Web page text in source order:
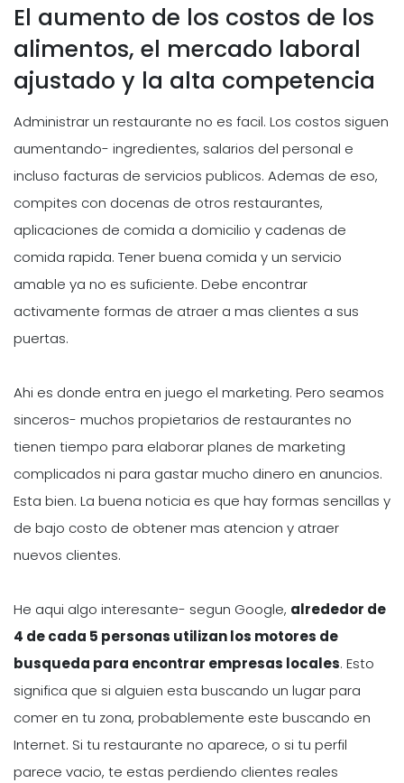
El aumento de los costos de los
alimentos, el mercado laboral
ajustado y la alta competencia
Administrar un restaurante no es facil. Los costos siguen
aumentando- ingredientes, salarios del personal e
incluso facturas de servicios publicos. Ademas de eso,
compites con docenas de otros restaurantes,
aplicaciones de comida a domicilio y cadenas de
comida rapida. Tener buena comida y un servicio
amable ya no es suficiente. Debe encontrar
activamente formas de atraer a mas clientes a sus
puertas.
Ahi es donde entra en juego el marketing. Pero seamos
sinceros- muchos propietarios de restaurantes no
tienen tiempo para elaborar planes de marketing
complicados ni para gastar mucho dinero en anuncios.
Esta bien. La buena noticia es que hay formas sencillas y
de bajo costo de obtener mas atencion y atraer
nuevos clientes.
He aqui algo interesante- segun Google, alrededor de
4 de cada 5 personas utilizan los motores de
busqueda para encontrar empresas locales. Esto
significa que si alguien esta buscando un lugar para
comer en tu zona, probablemente este buscando en
Internet. Si tu restaurante no aparece, o si tu perfil
parece vacio, te estas perdiendo clientes reales